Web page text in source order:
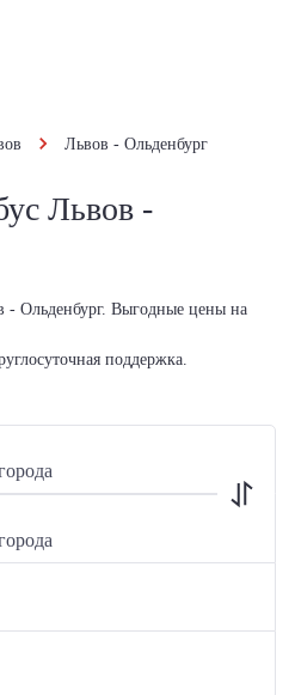
Львов - Ольденбург
Львов -
- Ольденбург. Выгодные цены на
поддержка.